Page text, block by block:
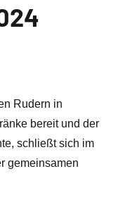
Rudern in
bereit und der
schließt sich im
gemeinsamen